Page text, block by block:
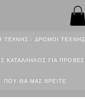
ΤΕΧΝΗΣ - ΔΡΟΜΟΙ ΤΕΧΝΗΣ
ΚΑΤΑΛΛΗΛΟΣ ΓΙΑ ΠΡΟΒΕΣ
ΠΟΥ ΘΑ ΜΑΣ ΒΡΕΙΤΕ